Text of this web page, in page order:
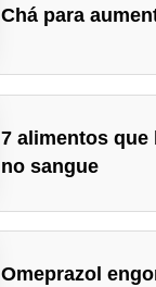
Chá para
7 alimentos que
no sangue
Omeprazol